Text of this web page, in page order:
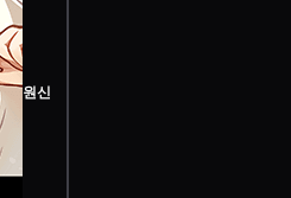
원신